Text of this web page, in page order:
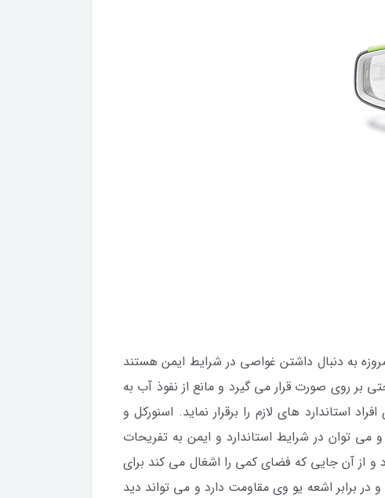
به دنبال داشتن غواصی در شرایط ایمن هستند
بر روی صورت قرار می گیرد و مانع از نفوذ آب به
های لازم را برقرار نماید. اسنورکل و
در شرایط استاندارد و ایمن به تفریحات
از آن جایی که فضای کمی را اشغال می کند برای
برابر اشعه یو وی مقاومت دارد و می تواند دید